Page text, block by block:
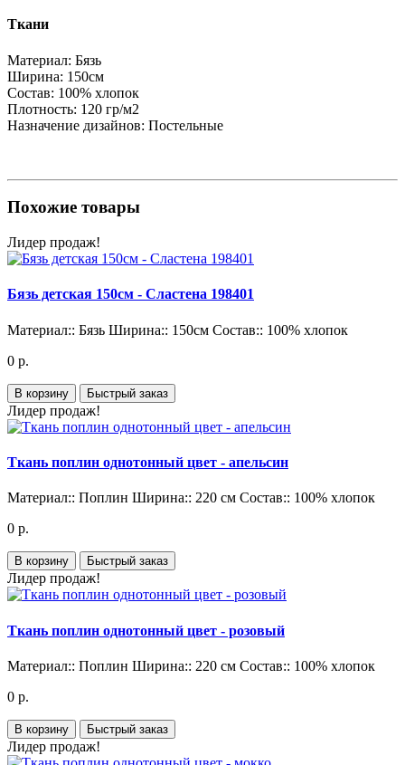
Ткани
Материал: Бязь
Ширина: 150см
Состав: 100% хлопок
Плотность: 120 гр/м2
Назначение дизайнов: Постельные
Похожие товары
Лидер продаж!
Бязь детская 150см - Сластена 198401
Материал:: Бязь Ширина:: 150см Состав:: 100% хлопок
0 р.
В корзину Быстрый заказ
Лидер продаж!
Ткань поплин однотонный цвет - апельсин
Материал:: Поплин Ширина:: 220 см Состав:: 100% хлопок
0 р.
В корзину Быстрый заказ
Лидер продаж!
Ткань поплин однотонный цвет - розовый
Материал:: Поплин Ширина:: 220 см Состав:: 100% хлопок
0 р.
В корзину Быстрый заказ
Лидер продаж!